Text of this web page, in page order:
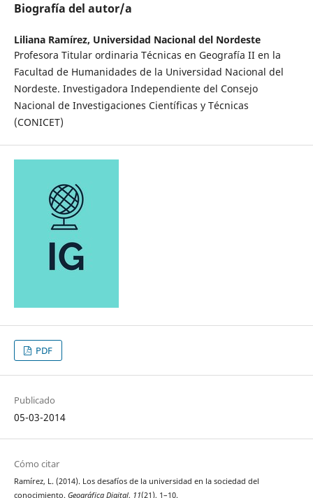
Biografía del autor/a
Liliana Ramírez, Universidad Nacional del Nordeste
Profesora Titular ordinaria Técnicas en Geografía II en la
Facultad de Humanidades de la Universidad Nacional del
Nordeste. Investigadora Independiente del Consejo
Nacional de Investigaciones Científicas y Técnicas
(CONICET)
PDF
Publicado
05-03-2014
Cómo citar
Ramírez, L. (2014). Los desafíos de la universidad en la sociedad del
conocimiento. Geográfica Digital, 11(21), 1–10.